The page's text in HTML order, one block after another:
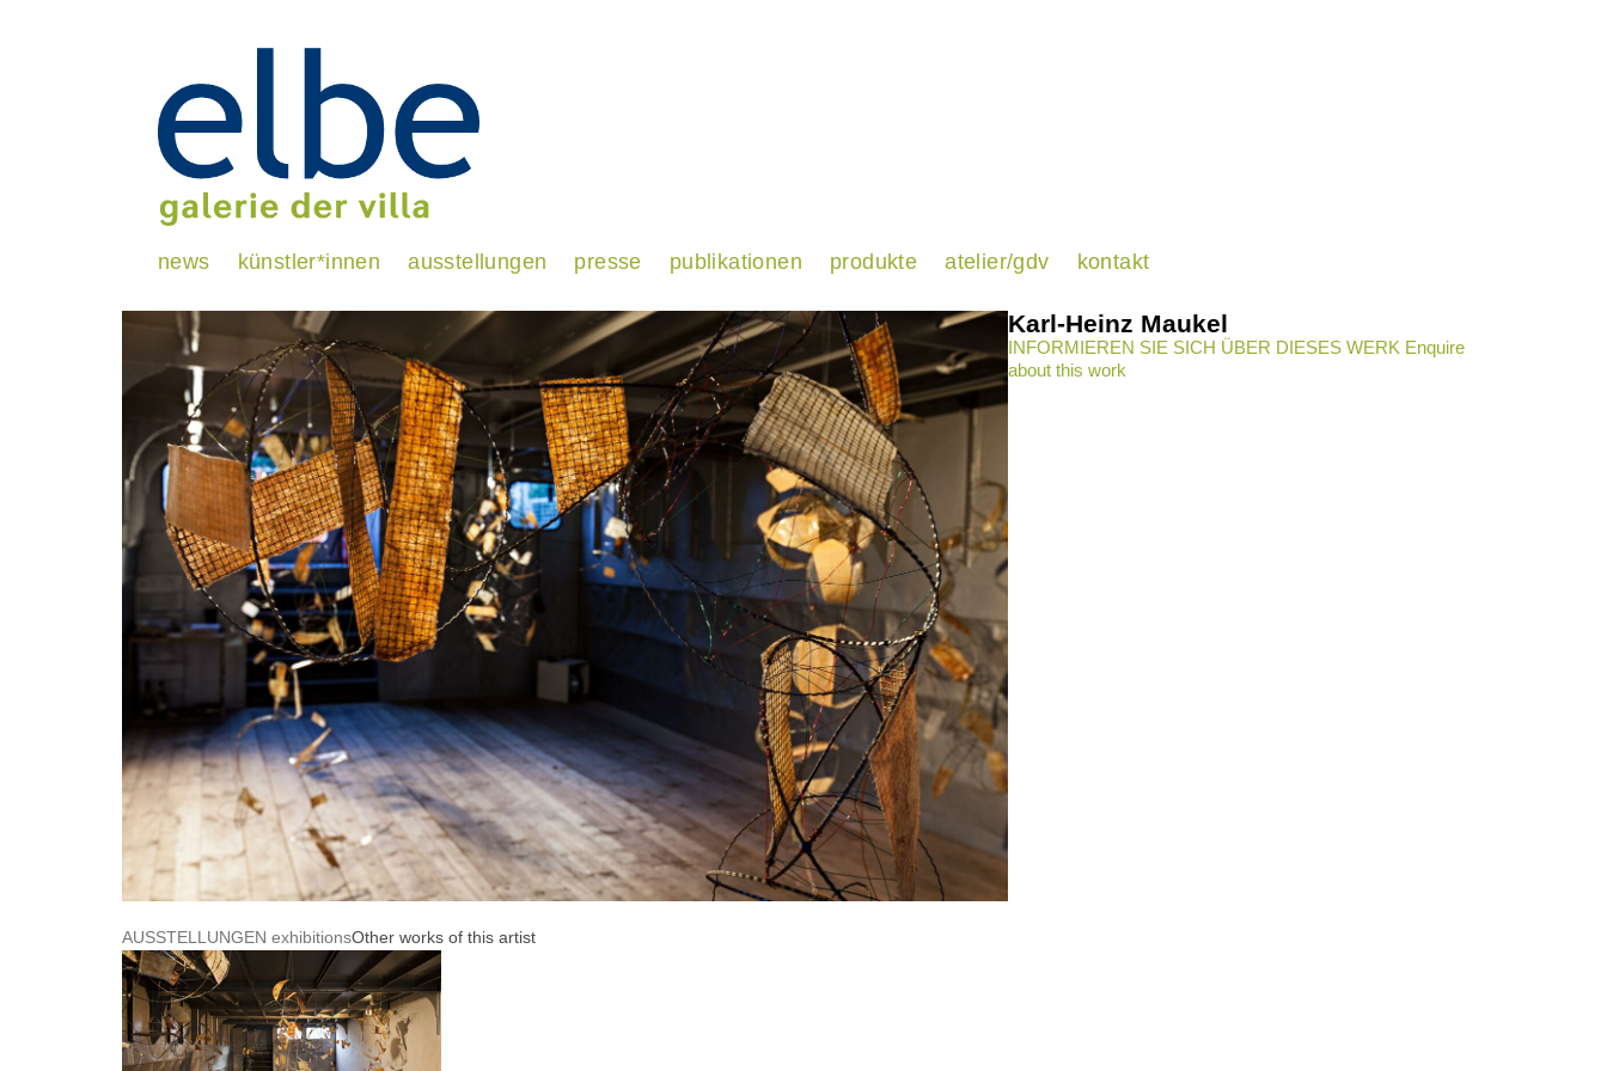
news künstler*innen ausstellungen presse publikationen produkte atelier/gdv kontakt
Karl-Heinz Maukel
INFORMIEREN SIE SICH ÜBER DIESES WERK Enquire
about this work
AUSSTELLUNGEN exhibitionsOther works of this artist